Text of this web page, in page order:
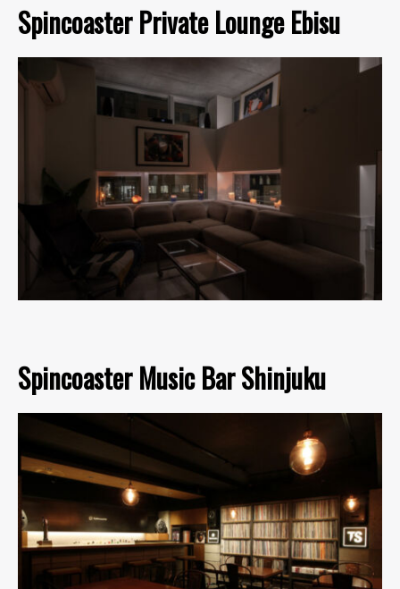
Spincoaster Private Lounge Ebisu
Spincoaster Music Bar Shinjuku